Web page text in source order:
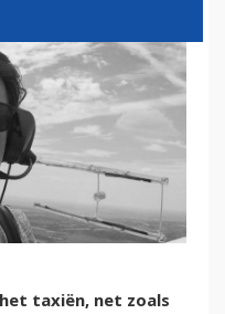
taxiën, net zoals